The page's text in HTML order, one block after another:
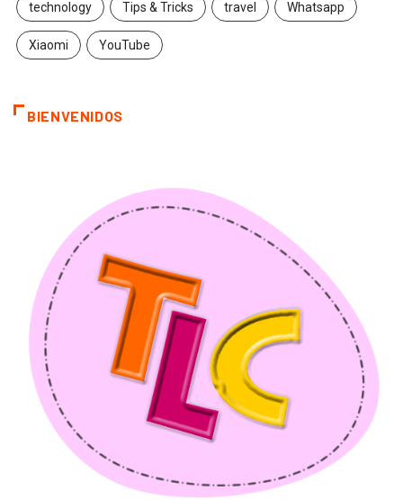
technology Tips & Tricks travel Whatsapp
Xiaomi YouTube
BIENVENIDOS